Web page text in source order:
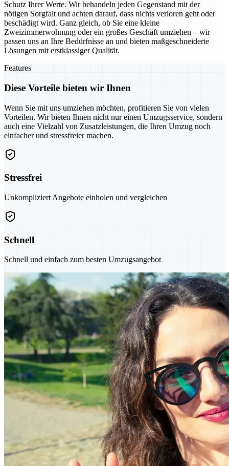
Schutz Ihrer Werte. Wir behandeln jeden Gegenstand mit der
nötigen Sorgfalt und achten darauf, dass nichts verloren geht oder
beschädigt wird. Ganz gleich, ob Sie eine kleine
Zweizimmerwohnung oder ein großes Geschäft umziehen – wir
passen uns an Ihre Bedürfnisse an und bieten maßgeschneiderte
Lösungen mit erstklassiger Qualität.
Features
Diese Vorteile bieten wir Ihnen
Wenn Sie mit uns umziehen möchten, profitieren Sie von vielen
Vorteilen. Wir bieten Ihnen nicht nur einen Umzugsservice, sondern
auch eine Vielzahl von Zusatzleistungen, die Ihren Umzug noch
einfacher und stressfreier machen.
Stressfrei
Unkompliziert Angebote einholen und vergleichen
Schnell
Schnell und einfach zum besten Umzugsangebot